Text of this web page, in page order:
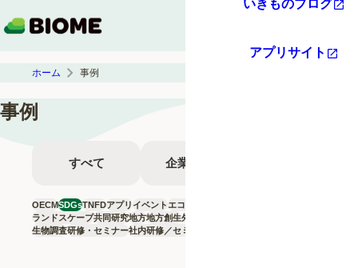
いきものブログ
アプリサイト
ホーム 事例
事例
すべて 企業の方へ
OECMSDGsTNFDアプリイベント エコツーリズム
ランドスケープ共同研究地方地方創生外来種
生物調査研修・セミナー社内研修／セミナー